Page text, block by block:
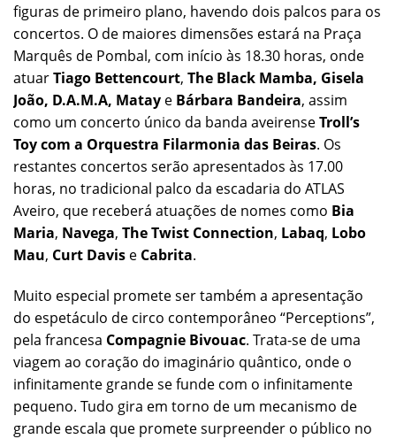
figuras de primeiro plano, havendo dois palcos para os
concertos. O de maiores dimensões estará na Praça
Marquês de Pombal, com início às 18.30 horas, onde
atuarTiago Bettencourt, The Black Mamba, Gisela
João, D.A.M.A, Matay e Bárbara Bandeira, assim
como um concerto único da banda aveirenseTroll’s
Toy com a Orquestra Filarmonia das Beiras. Os
restantes concertos serão apresentados às 17.00
horas, no tradicional palco da escadaria do ATLAS
Aveiro, que receberá atuações de nomes como Bia
Maria, Navega, The Twist Connection, Labaq, Lobo
Mau, Curt Davis e Cabrita.
Muito especial promete ser também a apresentação
do espetáculo de circo contemporâneo “Perceptions”,
pela francesa Compagnie Bivouac. Trata-se de uma
viagem ao coração do imaginário quântico, onde o
infinitamente grande se funde com o infinitamente
pequeno. Tudo gira em torno de um mecanismo de
grande escala que promete surpreender o público no